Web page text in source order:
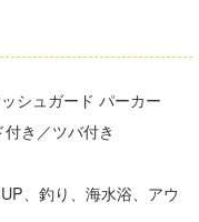
シュガード パーカー
き／ツバ付き
、釣り、海水浴、アウ